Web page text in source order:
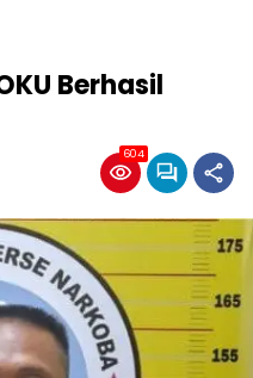
Berhasil
604